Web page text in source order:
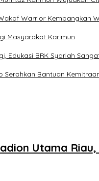
Warrior Kembangkan
Masyarakat Karimun
Edukasi BRK Syariah
Bantuan
Utama